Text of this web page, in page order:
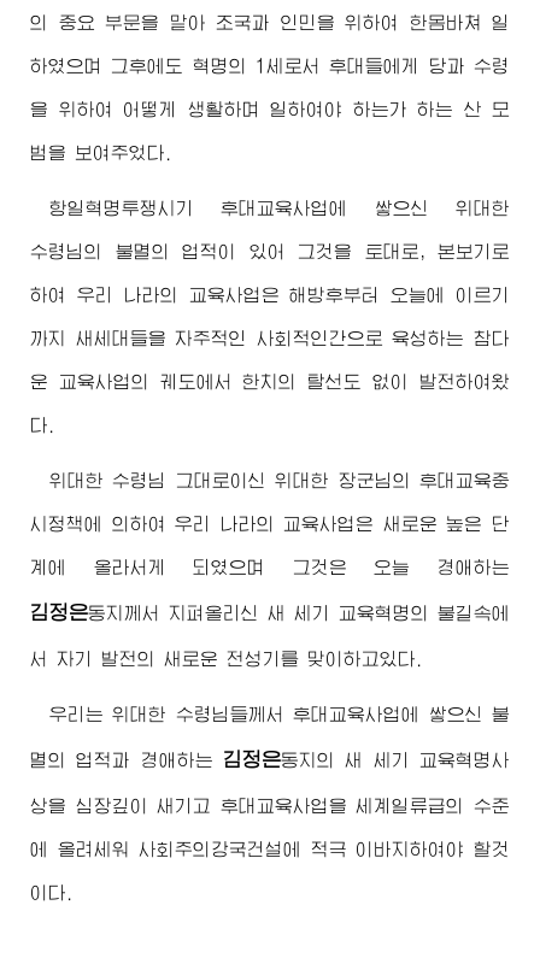
의 중요 부문을 맡아 조국과 인민을 위하여 한몸바쳐 일
하였으며 그후에도 혁명의 1세로서 후대들에게 당과 수령
을 위하여 어떻게 생활하며 일하여야 하는가 하는 산 모
범을 보여주었다.
항일혁명투쟁시기 후대교육사업에 쌓으신 위대한
수령님 의 불멸의 업적이 있어 그것을 토대로, 본보기로
하여 우리 나라의 교육사업은 해방후부터 오늘에 이르기
까지 새세대들을 자주적인 사회적인간으로 육성하는 참다
운 교육사업의 궤도에서 한치의 탈선도 없이 발전하여왔
다.
위대한 수령님 그대로이신위대한 장군님 의 후대교육중
시정책에 의하여 우리 나라의 교육사업은 새로운 높은 단
계에 올라서게 되였으며 그것은 오늘 경애하는
김정은동지 께서 지펴올리신 새 세기 교육혁명의 불길속에
서 자기 발전의 새로운 전성기를 맞이하고있다.
우리는위대한 수령님 들께서 후대교육사업에 쌓으신 불
멸의 업적과 경애하는 김정은동지의 새 세기 교육혁명사
상을 심장깊이 새기고 후대교육사업을 세계일류급의 수준
에 올려세워 사회주의강국건설에 적극 이바지하여야 할것
이다.